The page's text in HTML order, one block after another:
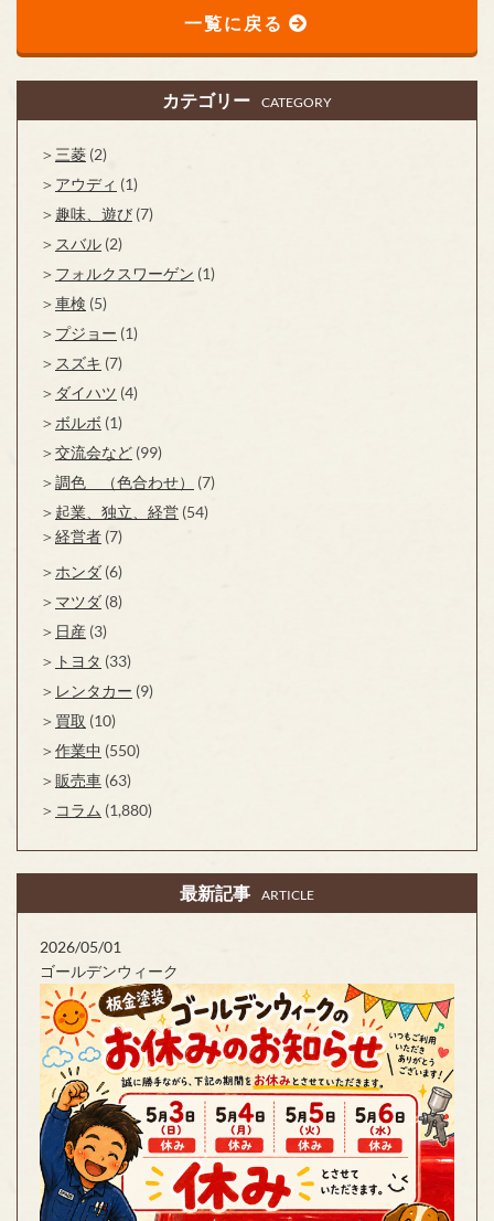
一覧に戻る
カテゴリー CATEGORY
三菱 (2)
アウディ (1)
趣味、遊び (7)
スバル (2)
フォルクスワーゲン (1)
車検 (5)
プジョー (1)
スズキ (7)
ダイハツ (4)
ボルボ (1)
交流会など (99)
調色 （色合わせ）
(7)
起業、独立、経営 (54)
経営者 (7)
ホンダ (6)
マツダ (8)
日産 (3)
トヨタ (33)
レンタカー (9)
買取 (10)
作業中 (550)
販売車 (63)
コラム (1,880)
最新記事 ARTICLE
2026/05/01
ゴールデンウィーク